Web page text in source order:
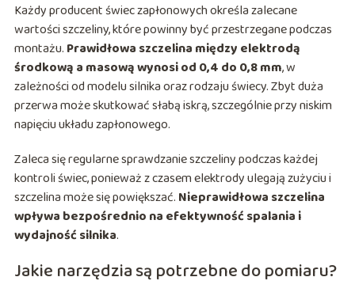
Każdy producent świec zapłonowych określa zalecane
wartości szczeliny, które powinny być przestrzegane podczas
montażu. Prawidłowa szczelina między elektrodą
środkową a masową wynosi od 0,4 do 0,8 mm, w
zależności od modelu silnika oraz rodzaju świecy. Zbyt duża
przerwa może skutkować słabą iskrą, szczególnie przy niskim
napięciu układu zapłonowego.
Zaleca się regularne sprawdzanie szczeliny podczas każdej
kontroli świec, ponieważ z czasem elektrody ulegają zużyciu i
szczelina może się powiększać. Nieprawidłowa szczelina
wpływa bezpośrednio na efektywność spalania i
wydajność silnika.
Jakie narzędzia są potrzebne do pomiaru?